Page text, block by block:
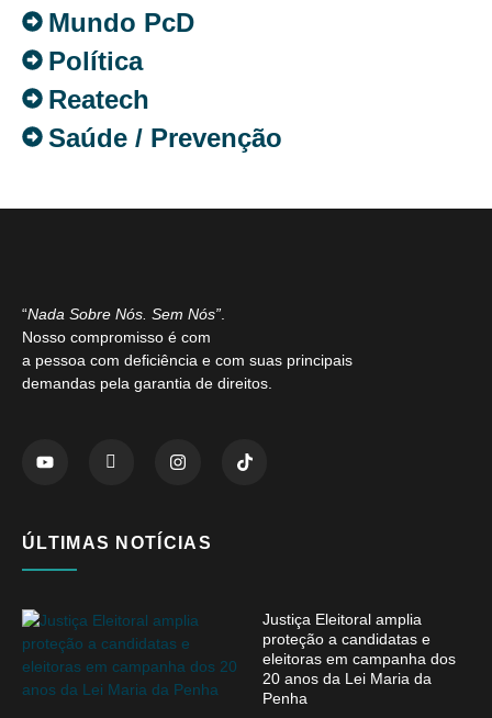
Mundo PcD
Política
Reatech
Saúde / Prevenção
“Nada Sobre Nós. Sem Nós”
Nosso compromisso é com
a pessoa com deficiência e com suas principais
demandas pela garantia de direitos.
ÚLTIMAS NOTÍCIAS
Justiça Eleitoral amplia
proteção a candidatas e
eleitoras em campanha dos
20 anos da Lei Maria da
Penha